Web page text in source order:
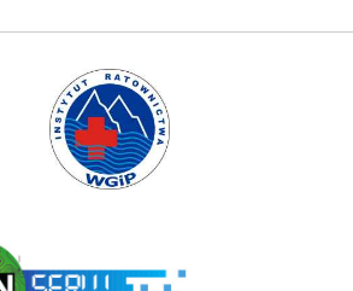
Polski Związek Kajakowy
Instytut Ratownictwa WGiP